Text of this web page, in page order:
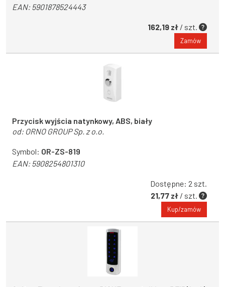
EAN:5901878524443
162,19 zł / szt.
Zamów
Przycisk wyjścia natynkowy, ABS, biały
od: ORNO GROUP Sp. z o.o.
Symbol: OR-ZS-819
EAN:5908254801310
Dostępne: 2 szt.
21,77 zł / szt.
Kup/zamów